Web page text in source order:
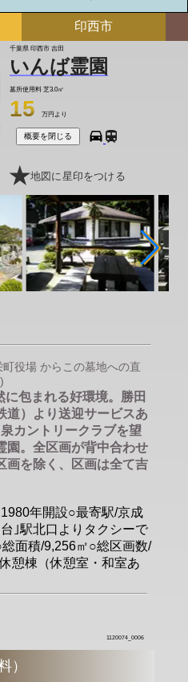
印西市
千葉県 印西市 吉田
いんば霊園
墓所使用料 芝3.0㎡
15 万円より
概要を閉じる
地図に星印をつける
役場 からこの墓地への直
包まれる好環境。勝田
道）より送迎サービスあ
カントリークラブを望
園。全区画が背中合わせ
画を除く、区画は全て吉
年開設○最寄駅/京成
｣駅北口よりタクシーで
面積/9,256㎡○総区画数/
憩棟（休憩室・和室あ
1120074_0006
）